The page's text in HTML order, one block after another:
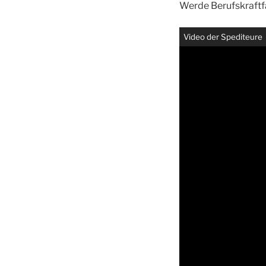
Werde
Video der Spediteure